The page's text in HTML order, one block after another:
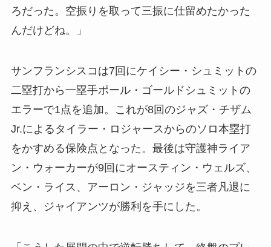
ろだった。空振りを取って三振に仕留めたかった
んだけどね。」
サンフランシスコは7回にケイシー・シュミットの
二塁打から一塁手ポール・ゴールドシュミットの
エラーで1点を追加。これが8回のジャズ・チザム
Jr.によるタイラー・ロジャースからのソロ本塁打
をかすめる保険点となった。最後は守護神ライア
ン・ウォーカーが9回にオースティン・ウェルズ、
ベン・ライス、アーロン・ジャッジを三者凡退に
抑え、ジャイアンツが勝利を手にした。